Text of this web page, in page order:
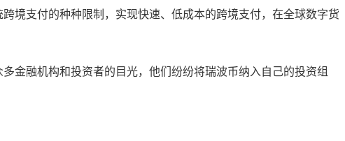
境支付的种种限制，实现快速、低成本的跨境支付，在全球数字货
金融机构和投资者的目光，他们纷纷将瑞波币纳入自己的投资组